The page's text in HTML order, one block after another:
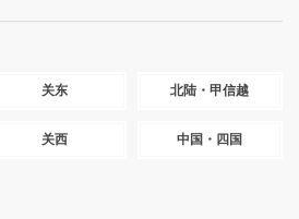
关东 北陆・甲信越
关西 中国・四国